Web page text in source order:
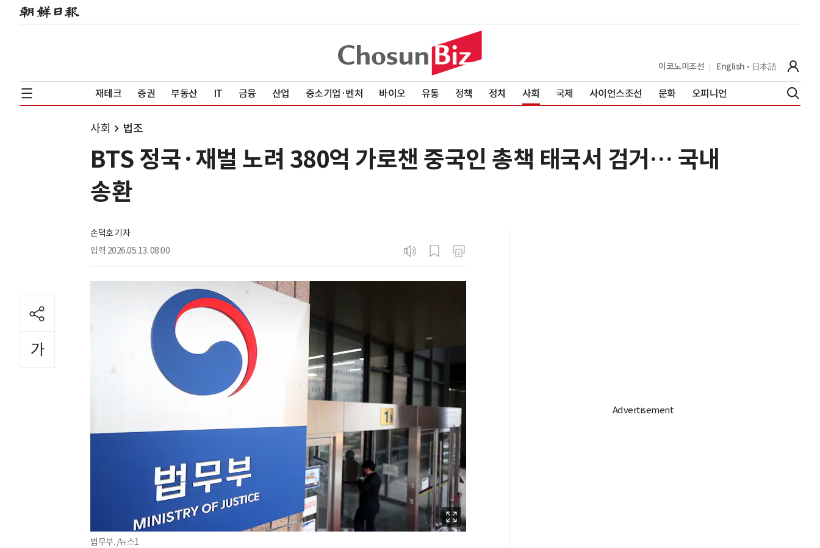
이코노미조선 English 日本語
재테크 증권 부동산 IT 금융 산업 중소기업·벤처 바이오 유통 정책 정치 사회 국제 사이언스조선 문화 오피니언
사회 법조
BTS 정국·재벌 노려 380억 가로챈 중국인 총책 태국서 검거… 국내
송환
손덕호 기자
입력 2026.05.13. 08:00
법무부. /뉴스1